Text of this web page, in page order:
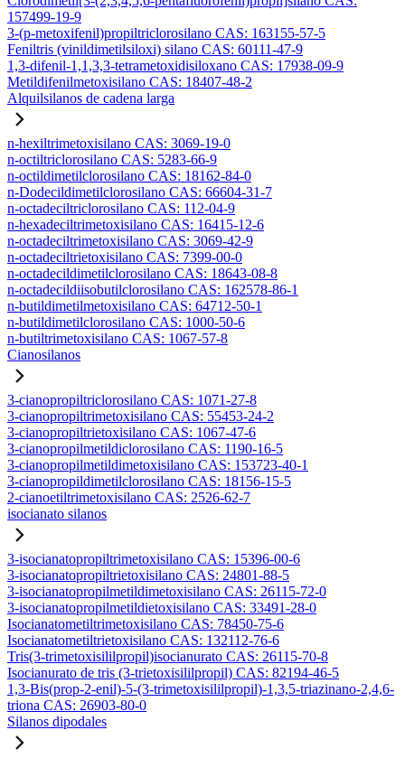
157499-19-9
3-(p-metoxifenil)propiltriclorosilano CAS: 163155-57-5
Feniltris (vinildimetilsiloxi) silano CAS: 60111-47-9
1,3-difenil-1,1,3,3-tetrametoxidisiloxano CAS: 17938-09-9
Metildifenilmetoxisilano CAS: 18407-48-2
Alquilsilanos de cadena larga
n-hexiltrimetoxisilano CAS: 3069-19-0
n-octiltriclorosilano CAS: 5283-66-9
n-octildimetilclorosilano CAS: 18162-84-0
n-Dodecildimetilclorosilano CAS: 66604-31-7
n-octadeciltriclorosilano CAS: 112-04-9
n-hexadeciltrimetoxisilano CAS: 16415-12-6
n-octadeciltrimetoxisilano CAS: 3069-42-9
n-octadeciltrietoxisilano CAS: 7399-00-0
n-octadecildimetilclorosilano CAS: 18643-08-8
n-octadecildiisobutilclorosilano CAS: 162578-86-1
n-butildimetilmetoxisilano CAS: 64712-50-1
n-butildimetilclorosilano CAS: 1000-50-6
n-butiltrimetoxisilano CAS: 1067-57-8
Cianosilanos
3-cianopropiltriclorosilano CAS: 1071-27-8
3-cianopropiltrimetoxisilano CAS: 55453-24-2
3-cianopropiltrietoxisilano CAS: 1067-47-6
3-cianopropilmetildiclorosilano CAS: 1190-16-5
3-cianopropilmetildimetoxisilano CAS: 153723-40-1
3-cianopropildimetilclorosilano CAS: 18156-15-5
2-cianoetiltrimetoxisilano CAS: 2526-62-7
isocianato silanos
3-isocianatopropiltrimetoxisilano CAS: 15396-00-6
3-isocianatopropiltrietoxisilano CAS: 24801-88-5
3-isocianatopropilmetildimetoxisilano CAS: 26115-72-0
3-isocianatopropilmetildietoxisilano CAS: 33491-28-0
Isocianatometiltrimetoxisilano CAS: 78450-75-6
Isocianatometiltrietoxisilano CAS: 132112-76-6
Tris(3-trimetoxisililpropil)isocianurato CAS: 26115-70-8
Isocianurato de tris (3-trietoxisililpropil) CAS: 82194-46-5
1,3-Bis(prop-2-enil)-5-(3-trimetoxisililpropil)-1,3,5-triazinano-2,4,6-
triona CAS: 26903-80-0
Silanos dipodales